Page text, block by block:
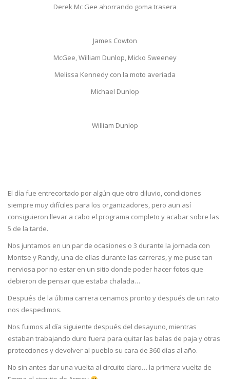
Derek Mc Gee ahorrando goma trasera
James Cowton
McGee, William Dunlop, Micko Sweeney
Melissa Kennedy con la moto averiada
Michael Dunlop
William Dunlop
El día fue entrecortado por algún que otro diluvio, condiciones
siempre muy difíciles para los organizadores, pero aun así
consiguieron llevar a cabo el programa completo y acabar sobre las
5 de la tarde.
Nos juntamos en un par de ocasiones o 3 durante la jornada con
Montse y Randy, una de ellas durante las carreras, y me puse tan
nerviosa por no estar en un sitio donde poder hacer fotos que
debieron de pensar que estaba chalada…
Después de la última carrera cenamos pronto y después de un rato
nos despedimos.
Nos fuimos al día siguiente después del desayuno, mientras
estaban trabajando duro fuera para quitar las balas de paja y otras
protecciones y devolver al pueblo su cara de 360 días al año.
No sin antes dar una vuelta al circuito claro… la primera vuelta de